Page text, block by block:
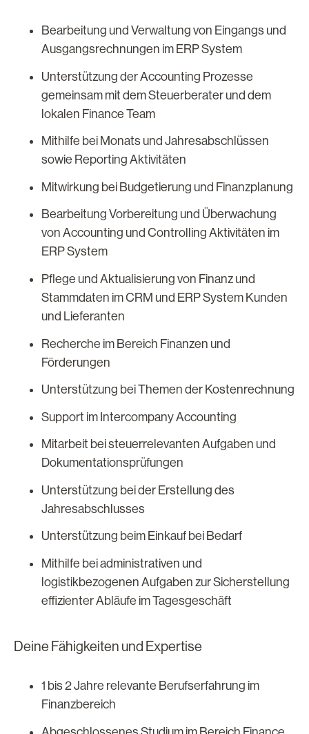
Bearbeitung und Verwaltung von Eingangs und
Ausgangsrechnungen im ERP System
Unterstützung der Accounting Prozesse
gemeinsam mit dem Steuerberater und dem
lokalen Finance Team
Mithilfe bei Monats und Jahresabschlüssen
sowie Reporting Aktivitäten
Mitwirkung bei Budgetierung und Finanzplanung
Bearbeitung Vorbereitung und Überwachung
von Accounting und Controlling Aktivitäten im
ERP System
Pflege und Aktualisierung von Finanz und
Stammdaten im CRM und ERP System Kunden
und Lieferanten
Recherche im Bereich Finanzen und
Förderungen
Unterstützung bei Themen der Kostenrechnung
Support im Intercompany Accounting
Mitarbeit bei steuerrelevanten Aufgaben und
Dokumentationsprüfungen
Unterstützung bei der Erstellung des
Jahresabschlusses
Unterstützung beim Einkauf bei Bedarf
Mithilfe bei administrativen und
logistikbezogenen Aufgaben zur Sicherstellung
effizienter Abläufe im Tagesgeschäft
Deine Fähigkeiten und Expertise
1 bis 2 Jahre relevante Berufserfahrung im
Finanzbereich